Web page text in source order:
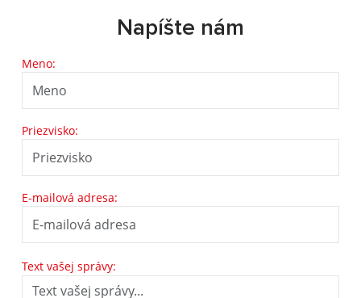
Napíšte nám
Meno:
Priezvisko:
E-mailová adresa:
Text vašej správy: